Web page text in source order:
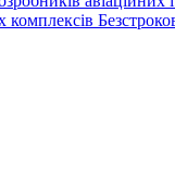
комплексів